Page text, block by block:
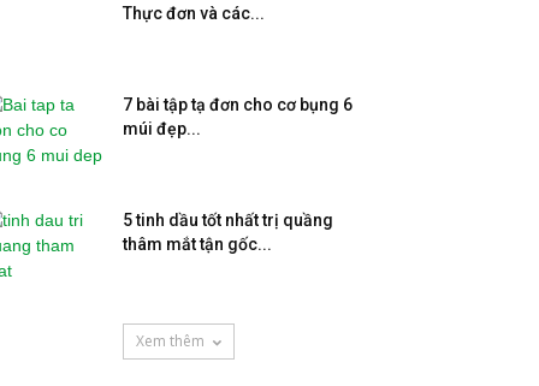
Thực đơn và các...
7 bài tập tạ đơn cho cơ bụng 6
múi đẹp...
5 tinh dầu tốt nhất trị quầng
thâm mắt tận gốc...
Xem thêm